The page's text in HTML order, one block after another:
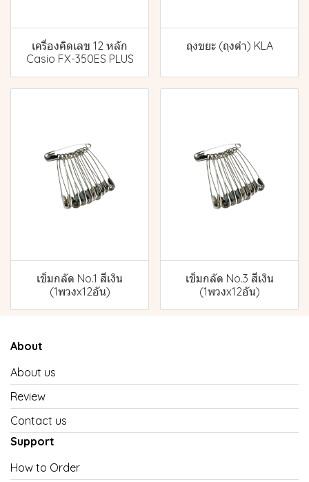
เครื่องคิดเลข 12 หลัก
Casio FX-350ES PLUS
ถุงขยะ (ถุงดำ) KLA
เข็มกลัด No.1 สีเงิน
(1พวงx12อัน)
เข็มกลัด No.3 สีเงิน
(1พวงx12อัน)
About
About us
Review
Contact us
Support
How to Order